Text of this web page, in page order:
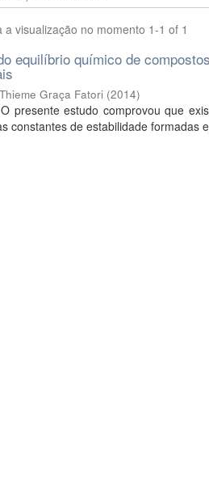
a visualização no momento 1-1 of 1
equilíbrio químico de
Graça Fatori (2014)
presente estudo comprovou que
constantes de estabilidade formadas